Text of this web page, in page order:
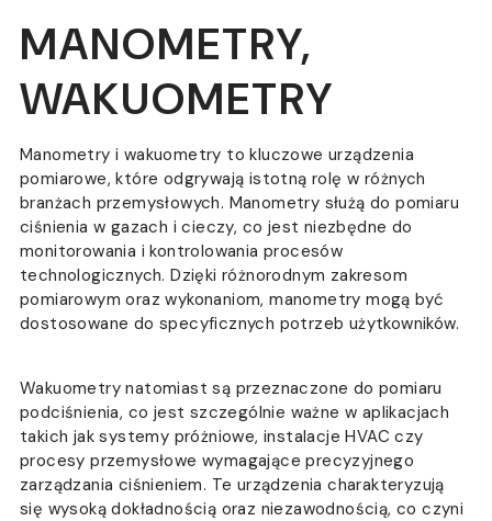
MANOMETRY,
WAKUOMETRY
Manometry i wakuometry to kluczowe urządzenia
pomiarowe, które odgrywają istotną rolę w różnych
branżach przemysłowych. Manometry służą do pomiaru
ciśnienia w gazach i cieczy, co jest niezbędne do
monitorowania i kontrolowania procesów
technologicznych. Dzięki różnorodnym zakresom
pomiarowym oraz wykonaniom, manometry mogą być
dostosowane do specyficznych potrzeb użytkowników.
Wakuometry natomiast są przeznaczone do pomiaru
podciśnienia, co jest szczególnie ważne w aplikacjach
takich jak systemy próżniowe, instalacje HVAC czy
procesy przemysłowe wymagające precyzyjnego
zarządzania ciśnieniem. Te urządzenia charakteryzują
się wysoką dokładnością oraz niezawodnością, co czyni